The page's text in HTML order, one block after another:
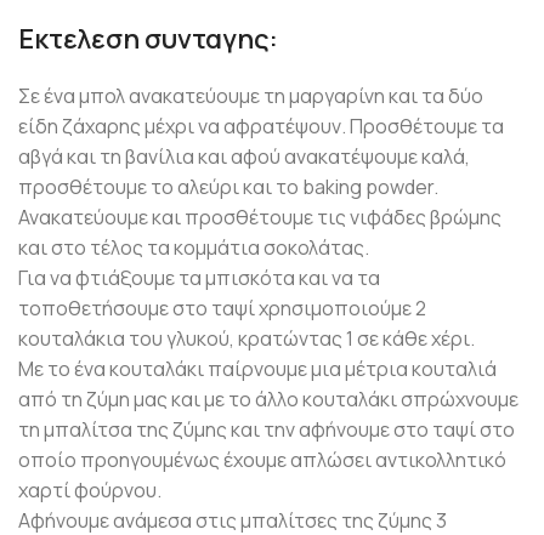
Εκτελεση συνταγης:
Σε ένα μπολ ανακατεύουμε τη μαργαρίνη και τα δύο
είδη ζάχαρης μέχρι να αφρατέψουν. Προσθέτουμε τα
αβγά και τη βανίλια και αφού ανακατέψουμε καλά,
προσθέτουμε το αλεύρι και το baking powder.
Ανακατεύουμε και προσθέτουμε τις νιφάδες βρώμης
και στο τέλος τα κομμάτια σοκολάτας.
Για να φτιάξουμε τα μπισκότα και να τα
τοποθετήσουμε στο ταψί χρησιμοποιούμε 2
κουταλάκια του γλυκού, κρατώντας 1 σε κάθε χέρι.
Με το ένα κουταλάκι παίρνουμε μια μέτρια κουταλιά
από τη ζύμη μας και με το άλλο κουταλάκι σπρώχνουμε
τη μπαλίτσα της ζύμης και την αφήνουμε στο ταψί στο
οποίο προηγουμένως έχουμε απλώσει αντικολλητικό
χαρτί φούρνου.
Αφήνουμε ανάμεσα στις μπαλίτσες της ζύμης 3